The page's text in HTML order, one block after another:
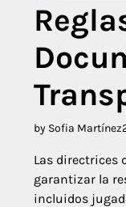
by Sofia Martínez
Las directrices
garantizar la
incluidos